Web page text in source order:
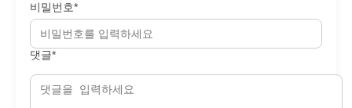
비밀번호*
댓글*